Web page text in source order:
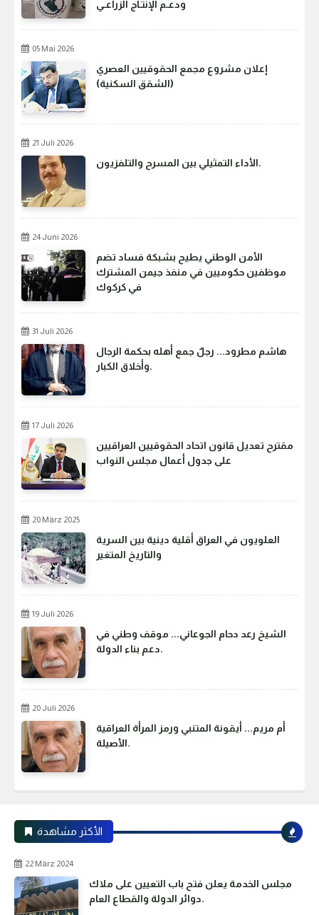
ودعـم الإنتـاج الزراعـي
05 Mai 2026
إعلان مشروع مجمع الحقوقيين العصري
(الشقق السكنية)
21 Juli 2026
الأداء التمثيلي بين المسرح والتلفزيون.
24 Juni 2026
الأمن الوطني يطيح بشبكة فساد تضم
موظفين حكوميين في منفذ جيمن المشترك
في كركوك
31 Juli 2026
هاشم مطرود... رجلٌ جمع أهله بحكمة الرجال
وأخلاق الكبار.
17 Juli 2026
مقترح تعديل قانون اتحاد الحقوقيين العراقيين
على جدول أعمال مجلس النواب
20 März 2025
العلويون في العراق أقلية دينية بين السرية
والتاريخ المتغير
19 Juli 2026
الشيخ رعد دحام الجوعاني... موقف وطني في
دعم بناء الدولة.
20 Juli 2026
أم مريم... أيقونة المتنبي ورمز المرأة العراقية
الأصيلة.
الأكثر مشاهدة
22 März 2024
مجلس الخدمة يعلن فتح باب التعيين على ملاك
دوائر الدولة والقطاع العام.